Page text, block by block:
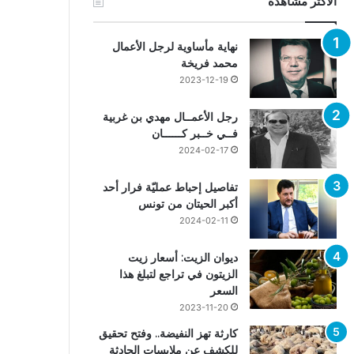
نهاية مأساوية لرجل الأعمال
محمد فريخة
2023-12-19
رجل الأعمــال مهدي بن غربية
فــي خــبر كــــــان
2024-02-17
تفاصيل إحباط عمليّة فرار أحد
أكبر الحيتان من تونس
2024-02-11
ديوان الزيت: أسعار زيت
الزيتون في تراجع لتبلغ هذا
السعر
2023-11-20
كارثة تهز النفيضة.. وفتح تحقيق
للكشف عن ملابسات الحادثة